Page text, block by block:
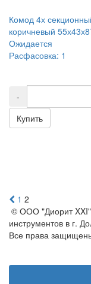
Комод 4х
коричневый
Ожидается
Расфасовка: 1
-
Купить
1 2
© ООО "Диорит XXI"
инструментов в г.
Все права